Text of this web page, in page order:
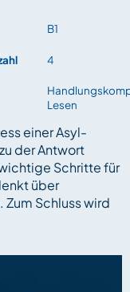
B1
4
Lesen
einer Asyl-
der Antwort
Schritte für
über
Schluss wird